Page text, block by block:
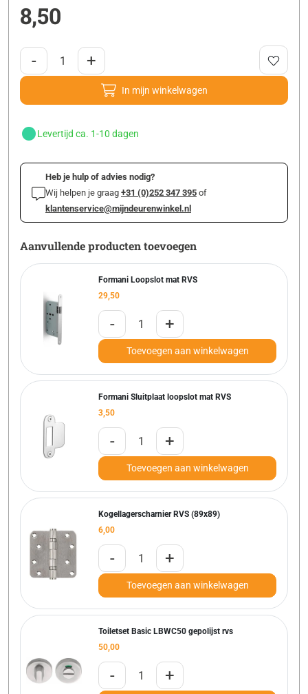
8,50
- +
In mijn winkelwagen
Levertijd ca. 1-10 dagen
Heb je hulp of advies nodig?
Wij helpen je graag +31 (0)252 347 395 of
klantenservice@mijndeurenwinkel.nl
Aanvullende producten toevoegen
Formani Loopslot mat RVS
29,50
- +
Toevoegen aan winkelwagen
Formani Sluitplaat loopslot mat RVS
3,50
- +
Toevoegen aan winkelwagen
Kogellagerscharnier RVS (89x89)
6,00
- +
Toevoegen aan winkelwagen
Toiletset Basic LBWC50 gepolijst rvs
50,00
- +